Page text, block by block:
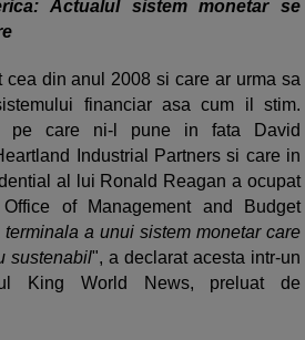
Actualul sistem monetar se
cea din anul 2008 si care ar urma sa
financiar asa cum il stim.
pe care ni-l pune in fata David
Industrial Partners si care in
al lui Ronald Reagan a ocupat
of Management and Budget
a unui sistem monetar care
sustenabil", a declarat acesta intr-un
King World News, preluat de